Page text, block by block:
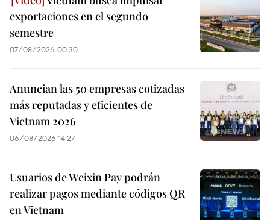
exportaciones en el segundo
semestre
07/08/2026 00:30
Anuncian las 50 empresas cotizadas
más reputadas y eficientes de
Vietnam 2026
06/08/2026 14:27
Usuarios de Weixin Pay podrán
realizar pagos mediante códigos QR
en Vietnam